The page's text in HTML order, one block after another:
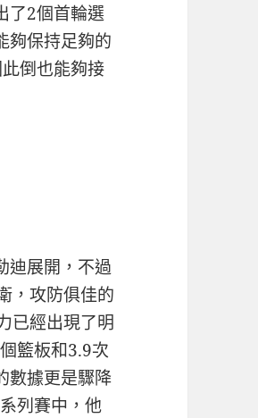
了2個首輪選
夠保持足夠的
倒也能夠接
迪展開，不過
，攻防俱佳的
已經出現了明
籃板和3.9次
數據更是驟降
列賽中，他